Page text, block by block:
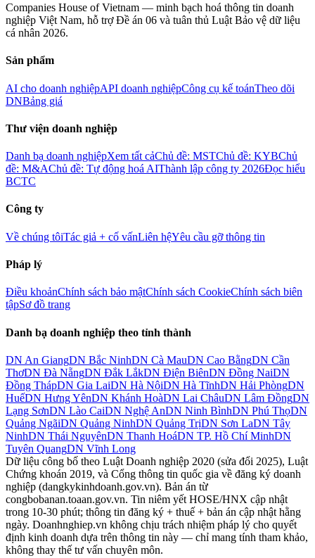
Companies House of Vietnam — minh bạch hoá thông tin doanh
nghiệp Việt Nam, hỗ trợ Đề án 06 và tuân thủ Luật Bảo vệ dữ liệu
cá nhân 2026.
Sản phẩm
AI cho doanh nghiệpAPI doanh nghiệpCông cụ kế toánTheo dõi
DNBảng giá
Thư viện doanh nghiệp
Danh bạ doanh nghiệpXem tất cảChủ đề: MSTChủ đề: KYBChủ
đề: M&AChủ đề: Tự động hoá AIThành lập công ty 2026Đọc hiểu
BCTC
Công ty
Về chúng tôiTác giả + cố vấnLiên hệYêu cầu gỡ thông tin
Pháp lý
Điều khoảnChính sách bảo mậtChính sách CookieChính sách biên
tậpSơ đồ trang
Danh bạ doanh nghiệp theo tỉnh thành
DN An GiangDN Bắc NinhDN Cà MauDN Cao BằngDN Cần
ThơDN Đà NẵngDN Đắk LắkDN Điện BiênDN Đồng NaiDN
Đồng ThápDN Gia LaiDN Hà NộiDN Hà TĩnhDN Hải PhòngDN
HuếDN Hưng YênDN Khánh HoàDN Lai ChâuDN Lâm ĐồngDN
Lạng SơnDN Lào CaiDN Nghệ AnDN Ninh BìnhDN Phú ThọDN
Quảng NgãiDN Quảng NinhDN Quảng TrịDN Sơn LaDN Tây
NinhDN Thái NguyênDN Thanh HoáDN TP. Hồ Chí MinhDN
Tuyên QuangDN Vĩnh Long
Dữ liệu công bố theo Luật Doanh nghiệp 2020 (sửa đổi 2025), Luật
Chứng khoán 2019, và Cổng thông tin quốc gia về đăng ký doanh
nghiệp (dangkykinhdoanh.gov.vn). Bản án từ
congbobanan.toaan.gov.vn. Tin niêm yết HOSE/HNX cập nhật
trong 10-30 phút; thông tin đăng ký + thuế + bản án cập nhật hằng
ngày. Doanhnghiep.vn không chịu trách nhiệm pháp lý cho quyết
định kinh doanh dựa trên thông tin này — chỉ mang tính tham khảo,
không thay thế tư vấn chuyên môn.